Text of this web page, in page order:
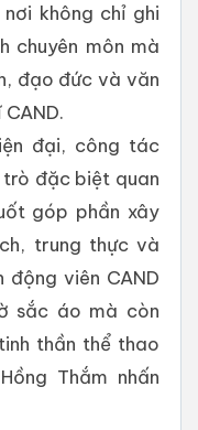
không chỉ ghi
chuyên môn mà
đạo đức và văn
đại, công tác
đặc biệt quan
góp phần xây
trung thực và
viên CAND
sắc áo mà còn
thần thể thao
Thắm nhấn